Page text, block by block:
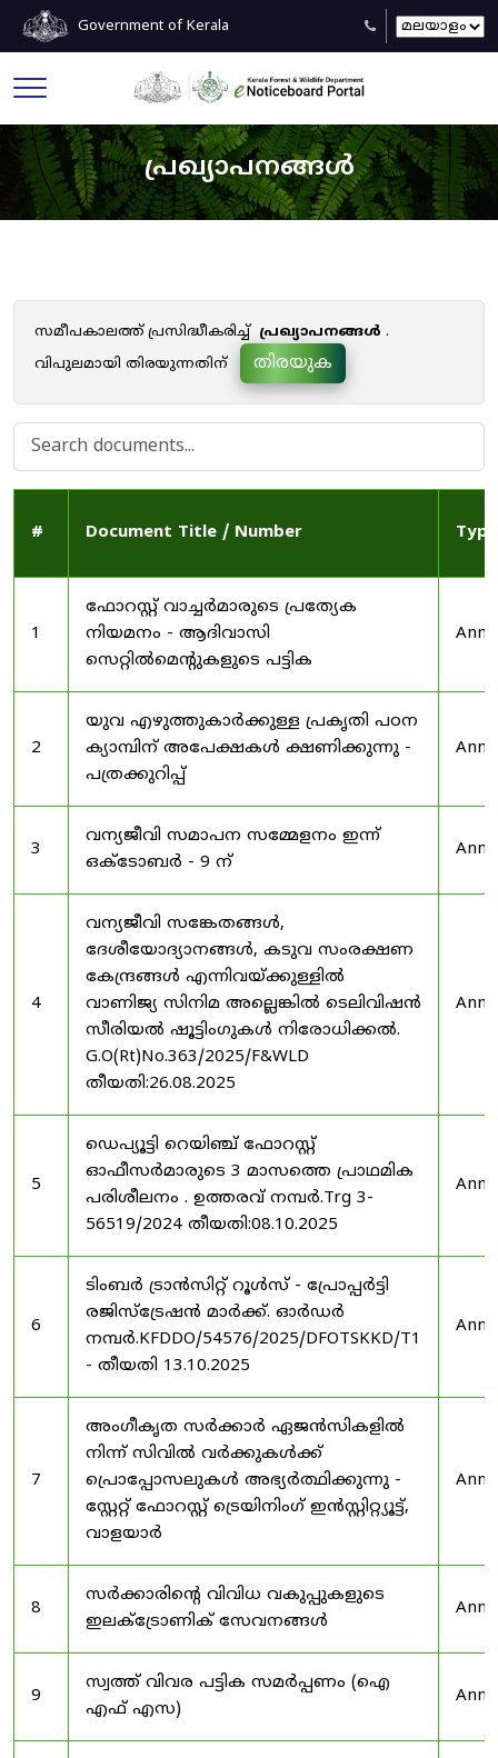
Government of Kerala
പ്രഖ്യാപനങ്ങൾ
സമീപകാലത്ത് പ്രസിദ്ധീകരിച്ച് പ്രഖ്യാപനങ്ങൾ .
വിപുലമായി തിരയുന്നതിന്
തിരയുക
# Document Title / Number Type
1
ഫോറസ്റ്റ് വാച്ചർമാരുടെ പ്രത്യേക
നിയമനം - ആദിവാസി
സെറ്റിൽമെന്റുകളുടെ പട്ടിക
2
യുവ എഴുത്തുകാർക്കുള്ള പ്രകൃതി പഠന
ക്യാമ്പിന് അപേക്ഷകൾ ക്ഷണിക്കുന്നു -
പത്രക്കുറിപ്പ്
3
വന്യജീവി സമാപന സമ്മേളനം ഇന്ന്
ഒക്ടോബർ - 9 ന്
4
വന്യജീവി സങ്കേതങ്ങൾ,
ദേശീയോദ്യാനങ്ങൾ, കടുവ സംരക്ഷണ
കേന്ദ്രങ്ങൾ എന്നിവയ്ക്കുള്ളിൽ
വാണിജ്യ സിനിമ അല്ലെങ്കിൽ ടെലിവിഷൻ
സീരിയൽ ഷൂട്ടിംഗുകൾ നിരോധിക്കൽ.
G.O(Rt)No.363/2025/F&WLD
തീയതി:26.08.2025
5
ഡെപ്യൂട്ടി റെയിഞ്ച് ഫോറസ്റ്റ്
ഓഫീസർമാരുടെ 3 മാസത്തെ പ്രാഥമിക
പരിശീലനം . ഉത്തരവ് നമ്പർ.Trg 3-
56519/2024 തീയതി:08.10.2025
6
ടിംബർ ട്രാൻസിറ്റ് റൂൾസ് - പ്രോപ്പർട്ടി
രജിസ്ട്രേഷൻ മാർക്ക്. ഓർഡർ
നമ്പർ.KFDDO/54576/2025/DFOTSKKD/T1
- തീയതി 13.10.2025
7
അംഗീകൃത സർക്കാർ ഏജൻസികളിൽ
നിന്ന് സിവിൽ വർക്കുകൾക്ക്
പ്രൊപ്പോസലുകൾ അഭ്യർത്ഥിക്കുന്നു -
സ്റ്റേറ്റ് ഫോറസ്റ്റ് ട്രെയിനിംഗ് ഇൻസ്റ്റിറ്റ്യൂട്ട്,
വാളയാർ
8
സർക്കാരിന്റെ വിവിധ വകുപ്പുകളുടെ
ഇലക്ട്രോണിക് സേവനങ്ങൾ
9
സ്വത്ത് വിവര പട്ടിക സമർപ്പണം (ഐ
എഫ് എസ)